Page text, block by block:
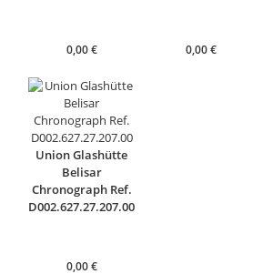
0,00€ 0,00€
Union Glashütte
Belisar
Chronograph Ref.
D002.627.27.207.00
0,00€